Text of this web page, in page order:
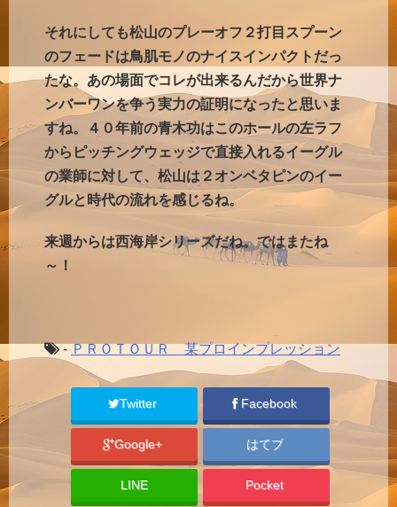
それにしても松山のプレーオフ２打目スプーン
のフェードは鳥肌モノのナイスインパクトだっ
たな。あの場面でコレが出来るんだから世界ナ
ンバーワンを争う実力の証明になったと思いま
すね。４０年前の青木功はこのホールの左ラフ
からピッチングウェッジで直接入れるイーグル
の業師に対して、松山は２オンベタピンのイー
グルと時代の流れを感じるね。
来週からは西海岸シリーズだね。ではまたね
～！
-ＰＲＯＴＯＵＲ 某プロインプレッション
Twitter Facebook
Google+ はてブ
LINE Pocket